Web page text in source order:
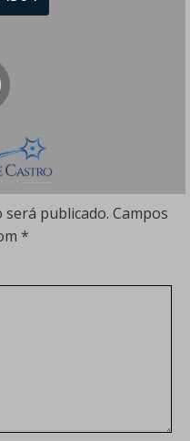
Castro
[…]
será publicado. Campos
*